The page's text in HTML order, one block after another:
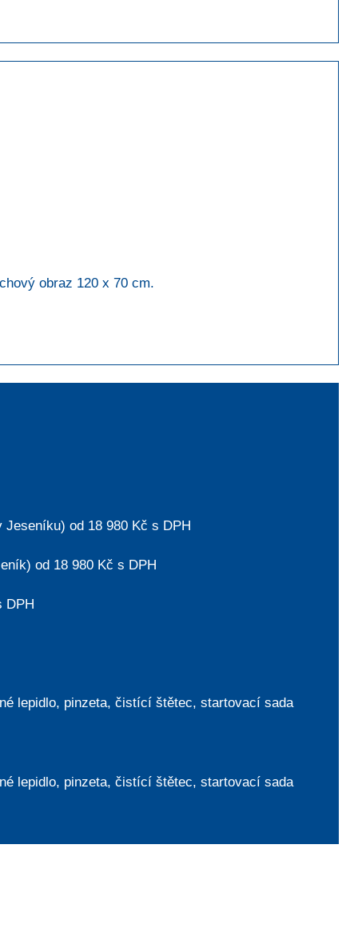
obraz 120 x 70 cm.
od 18 980 Kč s DPH
od 18 980 Kč s DPH
DPH
lepidlo, pinzeta, čistící štětec, startovací sada
lepidlo, pinzeta, čistící štětec, startovací sada